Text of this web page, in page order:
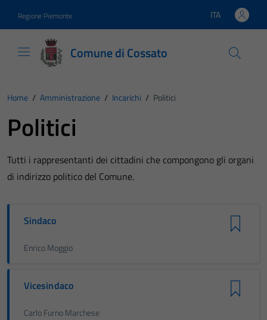
Regione Piemonte Lingua attiva:
ITA
Comune di Cossato
Home / Amministrazione / Incarichi / Politici
Politici
Tutti i rappresentanti dei cittadini che compongono gli organi
di indirizzo politico del Comune.
Sindaco
Enrico Moggio
Vicesindaco
Carlo Furno Marchese